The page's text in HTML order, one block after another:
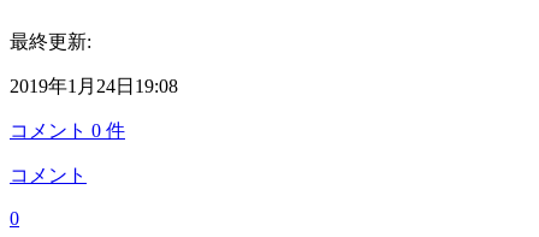
最終更新:
2019年1月24日19:08
コメント 0 件
コメント
0